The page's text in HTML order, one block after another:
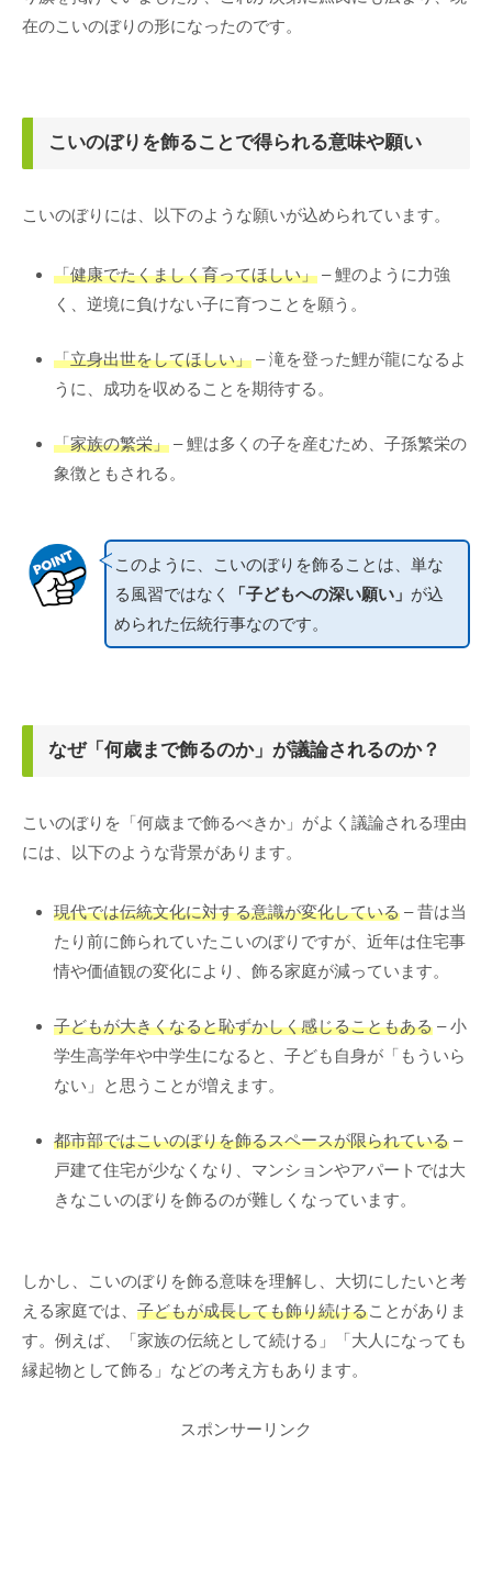
在のこいのぼりの形になったのです。
こいのぼりを飾ることで得られる意味や願い
こいのぼりには、以下のような願いが込められています。
「健康でたくましく育ってほしい」 – 鯉のように力強
く、逆境に負けない子に育つことを願う。
「立身出世をしてほしい」 – 滝を登った鯉が龍になるよ
うに、成功を収めることを期待する。
「家族の繁栄」 – 鯉は多くの子を産むため、子孫繁栄の
象徴ともされる。
このように、こいのぼりを飾ることは、単な
る風習ではなく
「子どもへの深い願い」 が込
められた伝統行事なのです。
なぜ「何歳まで飾るのか」が議論されるのか？
こいのぼりを「何歳まで飾るべきか」がよく議論される理由
には、以下のような背景があります。
現代では伝統文化に対する意識が変化している – 昔は当
たり前に飾られていたこいのぼりですが、近年は住宅事
情や価値観の変化により、飾る家庭が減っています。
子どもが大きくなると恥ずかしく感じることもある – 小
学生高学年や中学生になると、子ども自身が「もういら
ない」と思うことが増えます。
都市部ではこいのぼりを飾るスペースが限られている –
戸建て住宅が少なくなり、マンションやアパートでは大
きなこいのぼりを飾るのが難しくなっています。
しかし、こいのぼりを飾る意味を理解し、大切にしたいと考
える家庭では、 子どもが成長しても飾り続けることがありま
す。例えば、「家族の伝統として続ける」「大人になっても
縁起物として飾る」などの考え方もあります。
スポンサーリンク